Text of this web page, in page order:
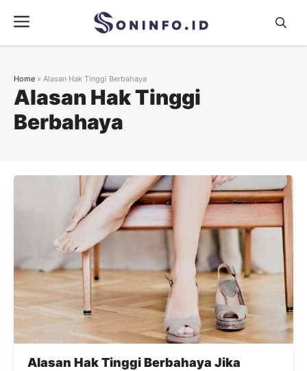
content
Menu
Alasan Hak Tinggi
Berbahaya
Home » Alasan Hak Tinggi Berbahaya
Alasan Hak Tinggi Berbahaya Jika